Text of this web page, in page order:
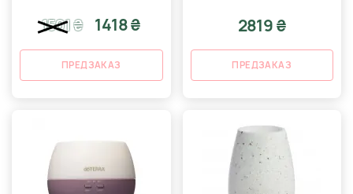
1501₴ 1418 ₴
ПРЕДЗАКАЗ
2819 ₴
ПРЕДЗАКАЗ